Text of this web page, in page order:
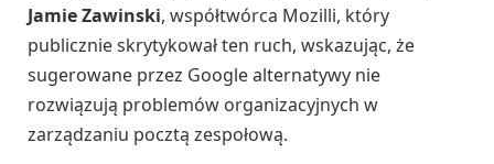
Jamie Zawinski, współtwórca Mozilli, który
publicznie skrytykował ten ruch, wskazując, że
sugerowane przez Google alternatywy nie
rozwiązują problemów organizacyjnych w
zarządzaniu pocztą zespołową.